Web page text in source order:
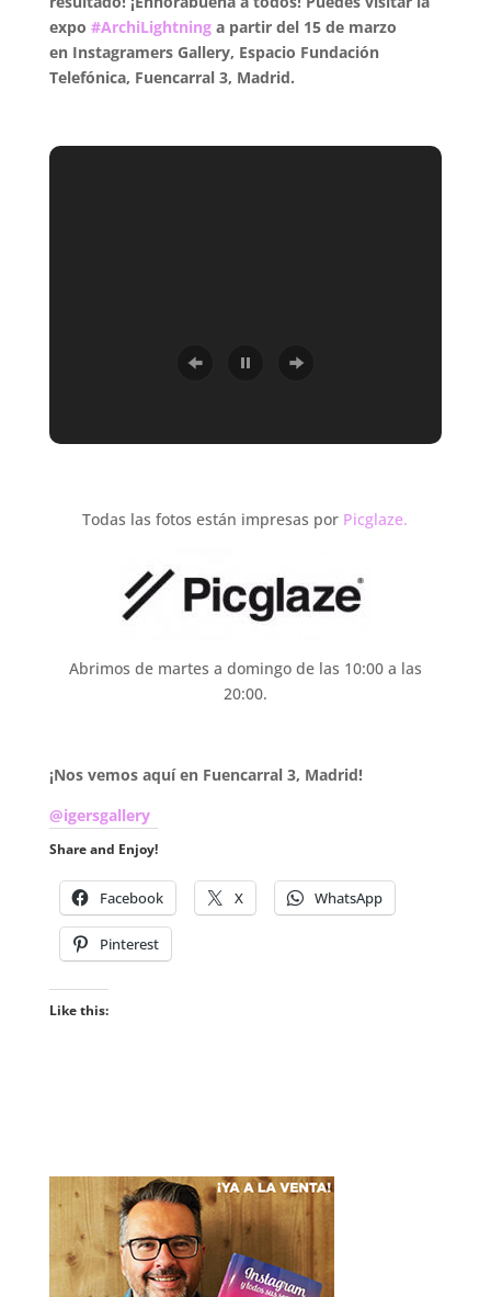
expo #ArchiLightninga partir del 15 de marzo
en Instagramers Gallery, Espacio Fundación
Telefónica, Fuencarral 3, Madrid.
Todas las fotos están impresas por Picglaze.
Abrimos de martes a domingo de las 10:00 a las
20:00.
¡Nos vemos aquí en Fuencarral 3, Madrid!
@igersgallery
Share and Enjoy!
Facebook X WhatsApp
Pinterest
Like this: